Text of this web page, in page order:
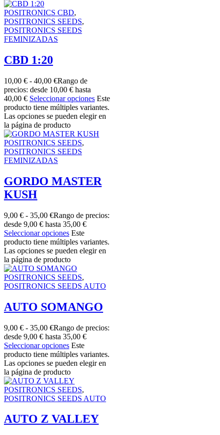
POSITRONICS CBD,
POSITRONICS SEEDS,
POSITRONICS SEEDS
FEMINIZADAS
CBD 1:20
10,00 € - 40,00 €Rango de
precios: desde 10,00 € hasta
40,00 € Seleccionar opciones Este
producto tiene múltiples variantes.
Las opciones se pueden elegir en
la página de producto
POSITRONICS SEEDS,
POSITRONICS SEEDS
FEMINIZADAS
GORDO MASTER
KUSH
9,00 € - 35,00 €Rango de precios:
desde 9,00 € hasta 35,00 €
Seleccionar opciones Este
producto tiene múltiples variantes.
Las opciones se pueden elegir en
la página de producto
POSITRONICS SEEDS,
POSITRONICS SEEDS AUTO
AUTO SOMANGO
9,00 € - 35,00 €Rango de precios:
desde 9,00 € hasta 35,00 €
Seleccionar opciones Este
producto tiene múltiples variantes.
Las opciones se pueden elegir en
la página de producto
POSITRONICS SEEDS,
POSITRONICS SEEDS AUTO
AUTO Z VALLEY